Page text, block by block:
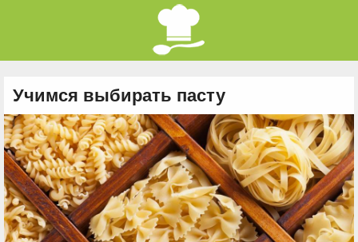
Учимся выбирать пасту